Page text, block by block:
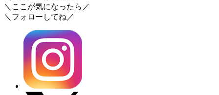
＼ここが気になったら／
＼フォローしてね／